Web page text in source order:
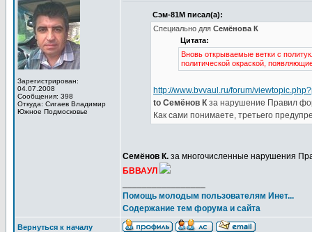
Зарегистрирован:
04.07.2008
Сообщения: 398
Откуда: Сигаев Владимир
Южное Подмосковье
Сэм-81М писал(а):
Специально для Семёнова К
Цитата:
Вновь открываемые ветки с
политической окраской,
http://www.bvvaul.ru/forum/
to Семёнов К за нарушение Правил
Как сами понимаете, третьего
Семёнов К. за многочисленные нарушения
БВВАУЛ
Помощь молодым пользователям Инет...
Содержание тем форума и сайта
Вернуться к началу